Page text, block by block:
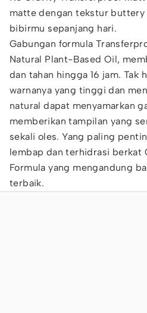
matte dengan tekstur buttery
bibirmu sepanjang hari.
Gabungan formula
Natural Plant-Based Oil,
dan tahan hingga 16 jam. Tak
warnanya yang tinggi dan
natural dapat menyamarkan
memberikan tampilan yang
sekali oles. Yang paling
lembap dan terhidrasi berkat
Formula yang mengandung
terbaik.